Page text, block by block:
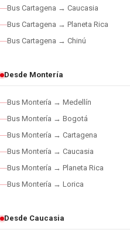
Bus Cartagena → Caucasia
Bus Cartagena → Planeta Rica
Bus Cartagena → Chinú
Desde Montería
Bus Montería → Medellín
Bus Montería → Bogotá
Bus Montería → Cartagena
Bus Montería → Caucasia
Bus Montería → Planeta Rica
Bus Montería → Lorica
Desde Caucasia